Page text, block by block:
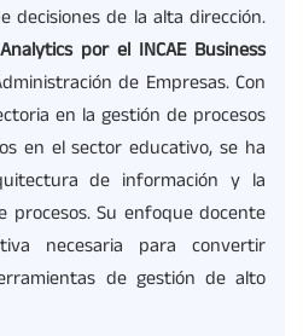
decisiones de la alta dirección.
Analyticspor el INCAE Business
de Empresas. Con
en la gestión de procesos
en el sector educativo, se ha
de información y la
Su enfoque docente
necesaria para convertir
de gestión de alto